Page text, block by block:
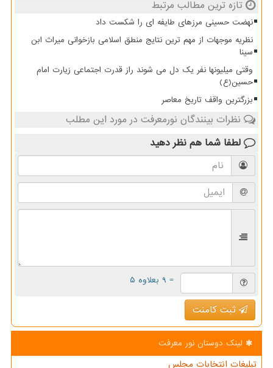
تازه ترین مطالب مرتبط
نهضت حسینی مرزهای طایفه ای را شکست داد
نظریه موجهات از مهم ترین نتایج منطق اسلامی بازخوانی میراث ابن
سینا
وقتی میلیونها نفر یک دل می شوند راز قدرت اجتماعی زیارت امام
حسین(ع)
بزرگترین واقف تاریخ معاصر
نظرات بینندگان نورمعرفت در مورد این مطلب
لطفا شما هم نظر دهید
= ۹ بعلاوه ۵
ثبت کامنت
لینک دوستان نور معرفت
تبلیغات انتخابات مجلس